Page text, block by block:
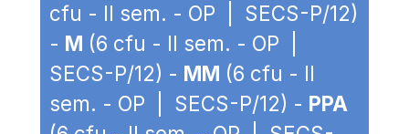
cfu - II sem. - OP | SECS-P/12)
- M (6 cfu - II sem. - OP |
SECS-P/12) - MM (6 cfu - II
sem. - OP | SECS-P/12) - PPA